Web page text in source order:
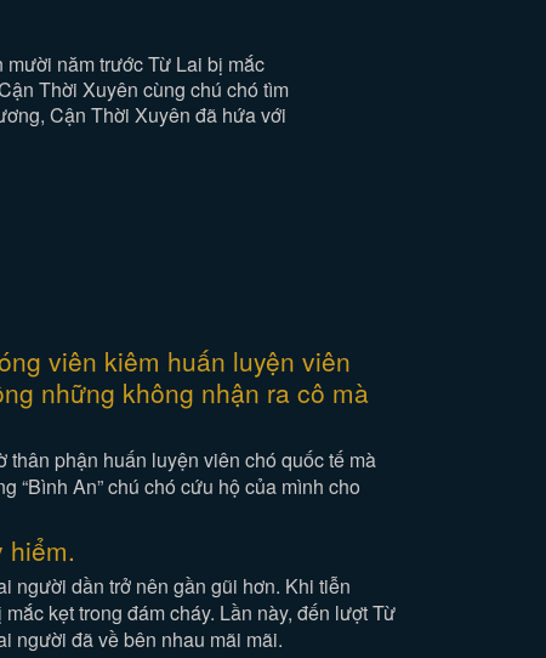
năm trước Từ Lai bị mắc
Thời Xuyên cùng chú chó tìm
Cận Thời Xuyên đã hứa với
viên kiêm huấn luyện viên
những không nhận ra cô mà
phận huấn luyện viên chó quốc tế mà
“Bình An” chú chó cứu hộ của mình cho
hiểm.
người dần trở nên gần gũi hơn. Khi tiễn
kẹt trong đám cháy. Lần này, đến lượt Từ
người đã về bên nhau mãi mãi.